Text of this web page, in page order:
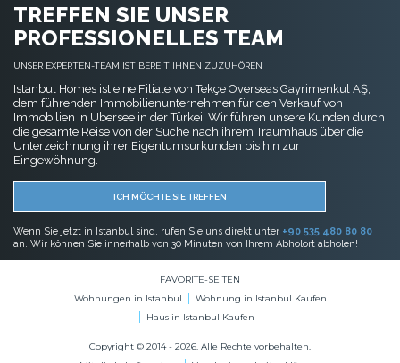
TREFFEN SIE UNSER
PROFESSIONELLES TEAM
UNSER EXPERTEN-TEAM IST BEREIT IHNEN ZUZUHÖREN
Istanbul Homes ist eine Filiale von Tekçe Overseas Gayrimenkul AŞ,
dem führenden Immobilienunternehmen für den Verkauf von
Immobilien in Übersee in der Türkei. Wir führen unsere Kunden durch
die gesamte Reise von der Suche nach ihrem Traumhaus über die
Unterzeichnung ihrer Eigentumsurkunden bis hin zur
Eingewöhnung.
ICH MÖCHTE SIE TREFFEN
Wenn Sie jetzt in Istanbul sind, rufen Sie uns direkt unter +90 535 480 80 80
an. Wir können Sie innerhalb von 30 Minuten von Ihrem Abholort abholen!
FAVORITE-SEITEN
Wohnungen in Istanbul
Wohnung in Istanbul Kaufen
Haus in Istanbul Kaufen
Copyright © 2014 - 2026. Alle Rechte vorbehalten.